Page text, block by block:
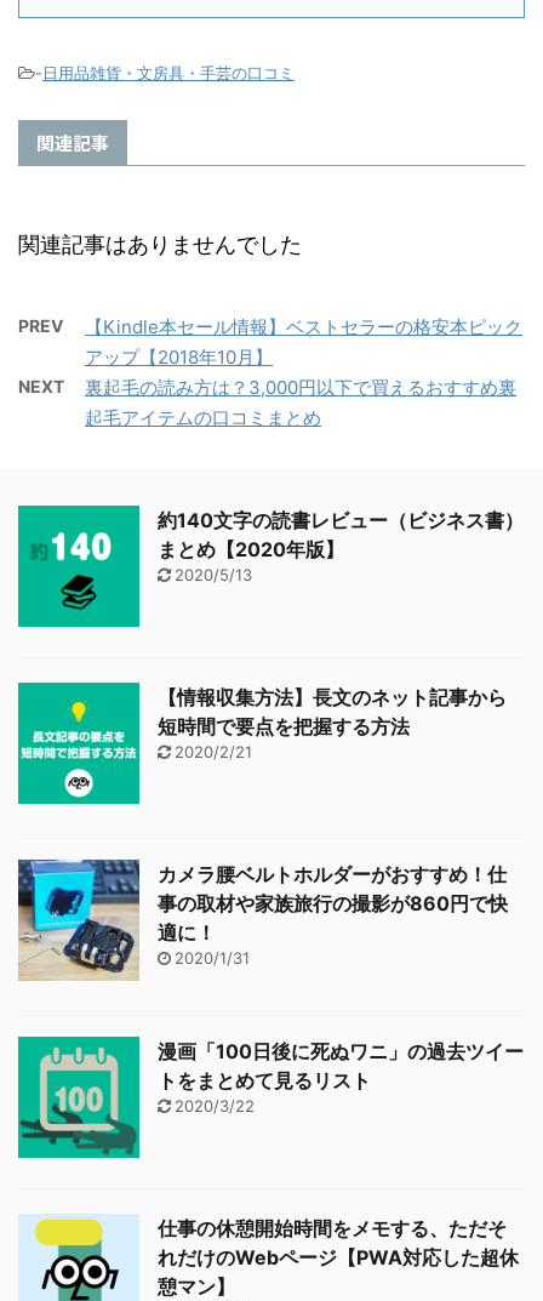
-日用品雑貨・文房具・手芸の口コミ
関連記事
関連記事はありませんでした
PREV
【Kindle本セール情報】ベストセラーの格安本ピック
アップ【2018年10月】
NEXT
裏起毛の読み方は？3,000円以下で買えるおすすめ裏
起毛アイテムの口コミまとめ
約140文字の読書レビュー（ビジネス書）
まとめ【2020年版】
2020/5/13
【情報収集方法】長文のネット記事から
短時間で要点を把握する方法
2020/2/21
カメラ腰ベルトホルダーがおすすめ！仕
事の取材や家族旅行の撮影が860円で快
適に！
2020/1/31
漫画「100日後に死ぬワニ」の過去ツイー
トをまとめて見るリスト
2020/3/22
仕事の休憩開始時間をメモする、ただそ
れだけのWebページ【PWA対応した超休
憩マン】